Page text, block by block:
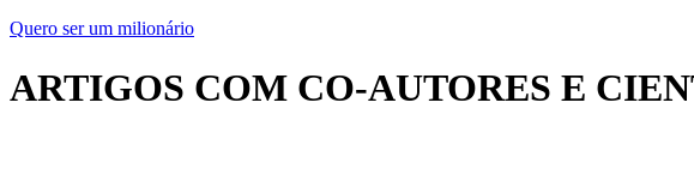
Quero ser um milionário
ARTIGOS COM CO-AUTORES E